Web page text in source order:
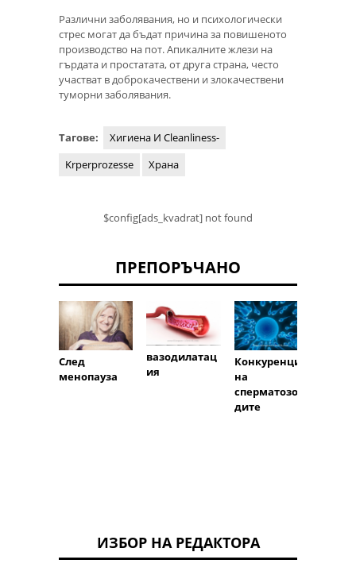
Различни заболявания, но и психологически
стрес могат да бъдат причина за повишеното
производство на пот. Апикалните жлези на
гърдата и простатата, от друга страна, често
участват в доброкачествени и злокачествени
туморни заболявания.
Тагове:
Хигиена И Cleanliness-
Krperprozesse
Храна
$config[ads_kvadrat] not found
ПРЕПОРЪЧАНО
След
менопауза
вазодилатац
ия
Конкуренция
на
сперматозои
дите
ИЗБОР НА РЕДАКТОРА